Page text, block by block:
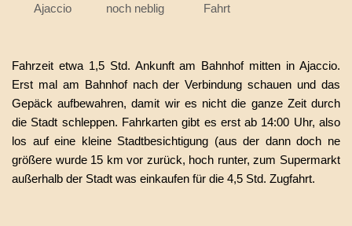
Ajaccio
noch neblig
Fahrt
Fahrzeit etwa 1,5 Std. Ankunft am Bahnhof mitten in Ajaccio.
Erst mal am Bahnhof nach der Verbindung schauen und das
Gepäck aufbewahren, damit wir es nicht die ganze Zeit durch
die Stadt schleppen. Fahrkarten gibt es erst ab 14:00 Uhr, also
los auf eine kleine Stadtbesichtigung (aus der dann doch ne
größere wurde 15 km vor zurück, hoch runter, zum Supermarkt
außerhalb der Stadt was einkaufen für die 4,5 Std. Zugfahrt.